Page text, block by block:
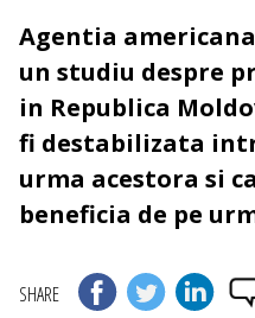
Agentia
un studiu despre
in Republica
fi destabilizata
urma acestora si
beneficia de pe
SHARE